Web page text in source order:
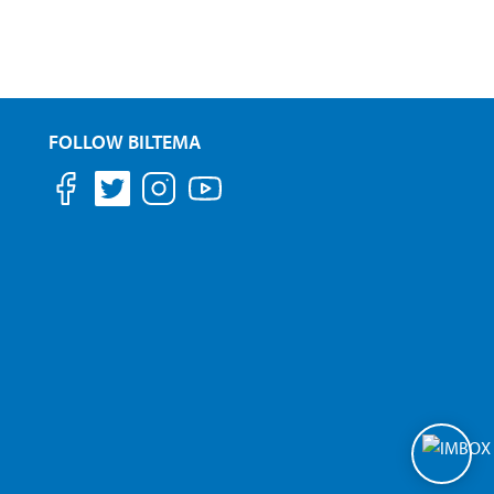
FOLLOW BILTEMA